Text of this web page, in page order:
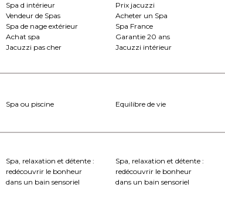
Spa d intérieur
Prix jacuzzi
Vendeur de Spas
Acheter un Spa
Spa de nage extérieur
Spa France
Achat spa
Garantie 20 ans
Jacuzzi pas cher
Jacuzzi intérieur
Spa ou piscine Equilibre de vie
Spa, relaxation et détente :
redécouvrir le bonheur
dans un bain sensoriel
Spa, relaxation et détente :
redécouvrir le bonheur
dans un bain sensoriel